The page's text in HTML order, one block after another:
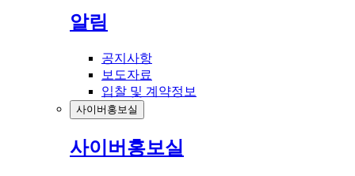
알림
공지사항
보도자료
입찰 및 계약정보
사이버홍보실
사이버홍보실